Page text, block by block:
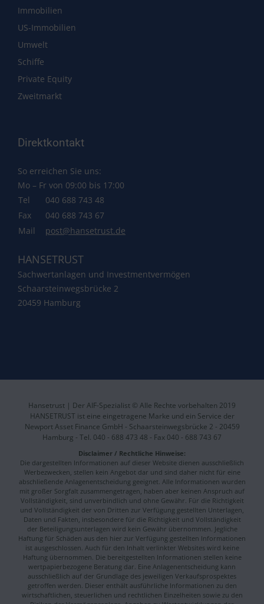
Immobilien
US-Immobilien
Umwelt
Schiffe
Private Equity
Zweitmarkt
Direktkontakt
So erreichen Sie uns:
Mo – Fr von 09:00 bis 17:00
Tel
040 688 743 48
Fax
040 688 743 67
Mail
post@hansetrust.de
HANSETRUST
Sachwertanlagen und Investmentvermögen
Schaarsteinwegsbrücke 2
20459 Hamburg
Hansetrust | Der AIF-Spezialist © Alle Rechte vorbehalten 2019
HANSETRUST ist eine eingetragene Marke und ein Service der
Newport Asset Finance GmbH - Schaarsteinwegsbrücke 2 - 20459
Hamburg - Tel. 040 - 688 473 48 - Fax 040 - 688 743 67
Disclaimer / Rechtliche Hinweise:
Die dargestellten Informationen auf dieser Website dienen ausschließlich
Werbezwecken, stellen kein Angebot dar und sind daher nicht für eine
abschließende Anlagenentscheidung geeignet. Alle Informationen wurden
mit großer Sorgfalt zusammengetragen, haben aber keinen Anspruch auf
Vollständigkeit, sind unverbindlich und ohne Gewähr. Für die Richtigkeit
und Vollständigkeit der von Dritten zur Verfügung gestellten Unterlagen,
Daten und Fakten, insbesondere für die Richtigkeit und Vollständigkeit
der Beteiligungsunterlagen wird kein Gewähr übernommen. Jegliche
Haftung für Schäden aus den hier zur Verfügung gestellten Informationen
ist ausgeschlossen. Auch für den Inhalt verlinkter Websites wird keine
Haftung übernommen. Die bereitgestellten Informationen stellen keine
wertpapierbezogene Beratung dar. Eine Anlagenentscheidung kann
ausschließlich auf der Grundlage des jeweiligen Verkaufsprospektes
getroffen werden. Dieser enthält ausführliche Informationen zu den
wirtschaftlichen, steuerlichen und rechtlichen Einzelheiten sowie zu den